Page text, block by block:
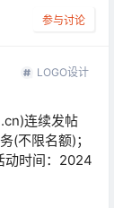
参与讨论
LOGO设计
连续发帖
(不限名额)；
动时间：2024